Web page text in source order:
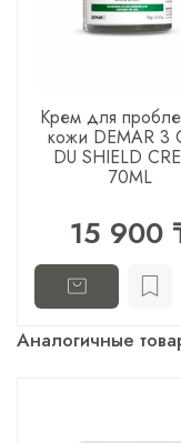
Крем для
кожи DEMAR 3
DU SHIELD
70ML
15 900
Аналогичные